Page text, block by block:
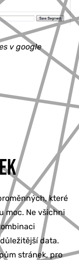
v google
které
moc. Ne všichni
data.
stránek, pro